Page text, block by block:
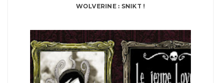
WOLVERINE : SNIKT !